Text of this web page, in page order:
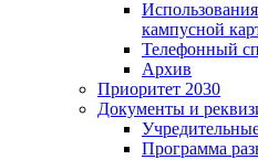
кампусной
Телефонный
Архив
Приоритет 2030
Документы и
Программа